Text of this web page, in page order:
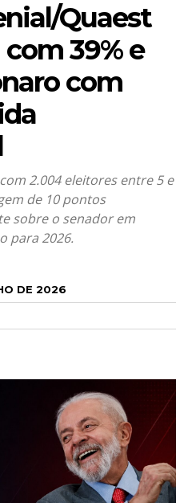
Quaest
39% e
com
2.004 eleitores entre 5 e
de 10 pontos
sobre o senador em
para 2026.
DE 2026